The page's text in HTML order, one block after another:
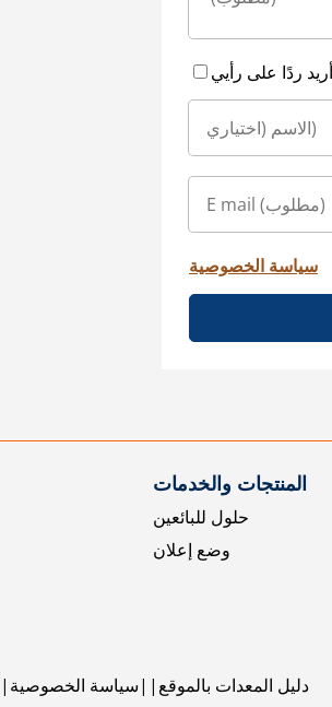
سياسة الخصوصية
المنتجات والخدمات
حلول للبائعين
وضع إعلان
سياسة الخصوصية دليل المعدات بالموقع